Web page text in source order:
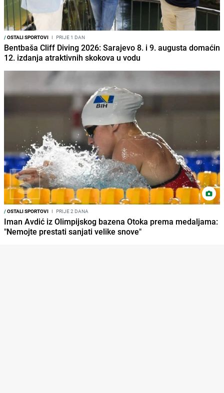
/OSTALI SPORTOVI I PRIJE 1 DAN
Bentbaša Cliff Diving 2026: Sarajevo 8. i 9. augusta domaćin
12. izdanja atraktivnih skokova u vodu
/OSTALI SPORTOVI I PRIJE 2 DANA
Iman Avdić iz Olimpijskog bazena Otoka prema medaljama:
"Nemojte prestati sanjati velike snove"